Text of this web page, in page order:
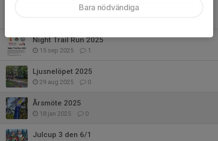
Night Trail Run 2025
15 sep 2025 1
Ljusnelöpet 2025
29 aug 2025 0
Årsmöte 2025
18 jan 2025 0
Julcup 3 den 6/1
Bara nödvändiga